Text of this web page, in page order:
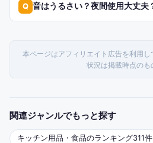
Q 音はうるさい？夜間使用大丈夫
本ページはアフィリエイト広告を利用
状況は掲載時点のも
関連ジャンルでもっと探す
キッチン用品・食品のランキング311件